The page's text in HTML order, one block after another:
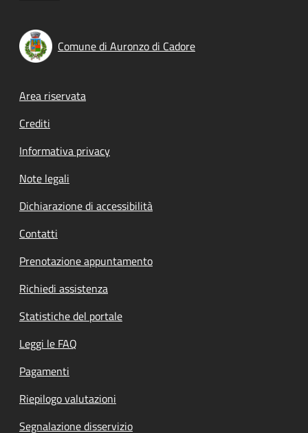
Comune di Auronzo di Cadore
Footer menu
Area riservata
Crediti
Informativa privacy
Note legali
Dichiarazione di accessibilità
Contatti
Prenotazione appuntamento
Richiedi assistenza
Statistiche del portale
Leggi le FAQ
Pagamenti
Riepilogo valutazioni
Segnalazione disservizio